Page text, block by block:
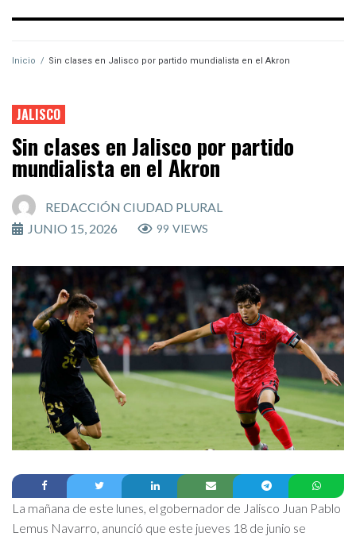
Inicio / Sin clases en Jalisco por partido mundialista en el Akron
JALISCO
Sin clases en Jalisco por partido
mundialista en el Akron
REDACCIÓN CIUDAD PLURAL
JUNIO 15, 2026
99 VIEWS
La mañana de este lunes, el gobernador de Jalisco Juan Pablo
Lemus Navarro, anunció que este jueves 18 de junio se